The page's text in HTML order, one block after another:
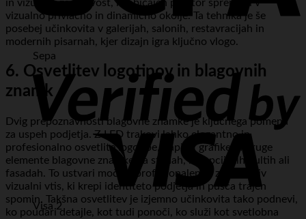
Sepa
Visa 2
in vizualno zanimivost, ki običajen prostor spremeni v
vizualno privlačno in dinamično okolje. Ta tehnika je še
posebej učinkovita v galerijah, salonih, restavracijah in
modernih pisarnah, kjer dizajn igra ključno vlogo.
6. Osvetlitev logotipov in blagovnih
znamk
Dvig prepoznavnosti blagovne znamke je ključnega pomena
za uspeh podjetja. Z LED trakovi lahko elegantno in
profesionalno osvetlite logotipe, napise, grafike in druge
elemente blagovne znamke na stenah, recepcijskih pultih ali
fasadah. To ustvari močan, profesionalen in zapomnljiv
vizualni vtis, ki krepi identiteto podjetja in pušča trajen
spomin. Takšna osvetlitev je izjemno učinkovita tako podnevi,
ko poudari detajle, kot tudi ponoči, ko služi kot svetlobna